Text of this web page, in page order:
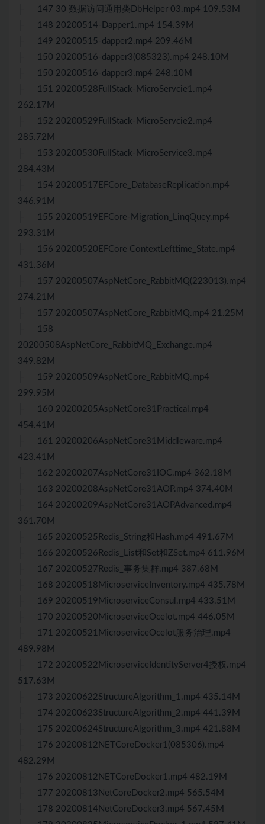
├──147 30 数据访问通用类DbHelper 03.mp4 109.53M
├──148 20200514-Dapper1.mp4 154.39M
├──149 20200515-dapper2.mp4 209.46M
├──150 20200516-dapper3(085323).mp4 248.10M
├──150 20200516-dapper3.mp4 248.10M
├──151 20200528FullStack-MicroServcie1.mp4
262.17M
├──152 20200529FullStack-MicroServcie2.mp4
285.72M
├──153 20200530FullStack-MicroService3.mp4
284.43M
├──154 20200517EFCore_DatabaseReplication.mp4
346.91M
├──155 20200519EFCore-Migration_LinqQuey.mp4
293.31M
├──156 20200520EFCore ContextLefttime_State.mp4
431.36M
├──157 20200507AspNetCore_RabbitMQ(223013).mp4
274.21M
├──157 20200507AspNetCore_RabbitMQ.mp4 21.25M
├──158
20200508AspNetCore_RabbitMQ_Exchange.mp4
349.82M
├──159 20200509AspNetCore_RabbitMQ.mp4
299.95M
├──160 20200205AspNetCore31Practical.mp4
454.41M
├──161 20200206AspNetCore31Middleware.mp4
423.41M
├──162 20200207AspNetCore31IOC.mp4 362.18M
├──163 20200208AspNetCore31AOP.mp4 374.40M
├──164 20200209AspNetCore31AOPAdvanced.mp4
361.70M
├──165 20200525Redis_String和Hash.mp4 491.67M
├──166 20200526Redis_List和Set和ZSet.mp4 611.96M
├──167 20200527Redis_事务集群.mp4 387.68M
├──168 20200518MicroserviceInventory.mp4 435.78M
├──169 20200519MicroserviceConsul.mp4 433.51M
├──170 20200520MicroserviceOcelot.mp4 446.05M
├──171 20200521MicroserviceOcelot服务治理.mp4
489.98M
├──172 20200522MicroserviceIdentityServer4授权.mp4
517.63M
├──173 20200622StructureAlgorithm_1.mp4 435.14M
├──174 20200623StructureAlgorithm_2.mp4 441.39M
├──175 20200624StructureAlgorithm_3.mp4 421.88M
├──176 20200812NETCoreDocker1(085306).mp4
482.29M
├──176 20200812NETCoreDocker1.mp4 482.19M
├──177 20200813NetCoreDocker2.mp4 565.54M
├──178 20200814NetCoreDocker3.mp4 567.45M